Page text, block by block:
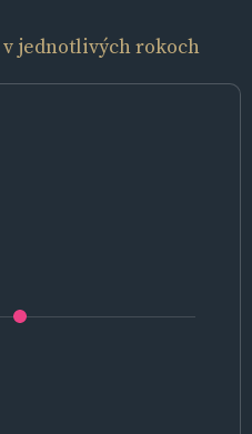
v jednotlivých rokoch